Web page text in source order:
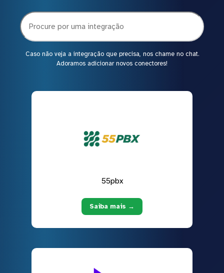
Caso não veja a integração que precisa, nos chame no chat.
Adoramos adicionar novos conectores!
55pbx
Saiba mais →